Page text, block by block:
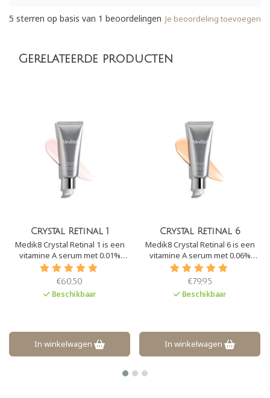
Je beoordeling toevoegen
5 sterren op basis van 1 beoordelingen
Gerelateerde producten
Crystal Retinal 1
Medik8 Crystal Retinal 1 is een
vitamine A serum met 0.01%
retinaldehyde voor de nacht. Het
is het perfecte Medik8 serum om
te starten met vitamine A, voor
gevoelige huiden of diegene die
€60,50
Beschikbaar
In winkelwagen
Crystal Retinal 6
Medik8 Crystal Retinal 6 is een
vitamine A serum met 0.06%
retinaldehyde voor de nacht. Het
is het perfecte Medik8 serum om
te starten met vitamine A, voor
gevoelige huiden of diegene die
€79,95
Beschikbaar
In winkelwagen